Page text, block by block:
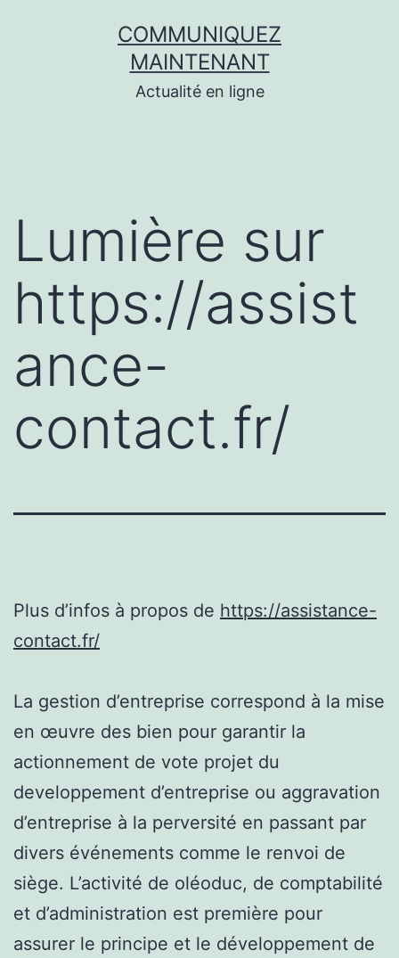
COMMUNIQUEZ
MAINTENANT
Actualité en ligne
Lumière sur
https://assist
ance-
contact.fr/
Plus d’infos à propos de https://assistance-
contact.fr/
La gestion d’entreprise correspond à la mise
en œuvre des bien pour garantir la
actionnement de vote projet du
developpement d’entreprise ou aggravation
d’entreprise à la perversité en passant par
divers événements comme le renvoi de
siège. L’activité de oléoduc, de comptabilité
et d’administration est première pour
assurer le principe et le développement de